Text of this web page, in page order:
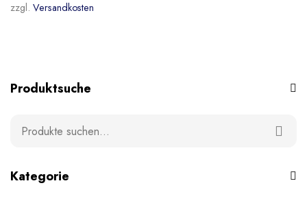
zzgl. Versandkosten
Produktsuche
Kategorie